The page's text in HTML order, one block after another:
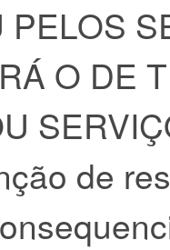
PELOS
O DE
de